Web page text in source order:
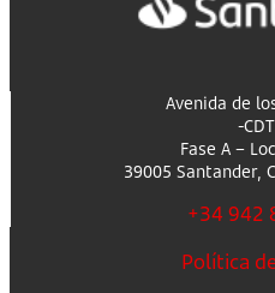
Avenida de
-
Fase A –
39005 Santander,
+34 942
Política